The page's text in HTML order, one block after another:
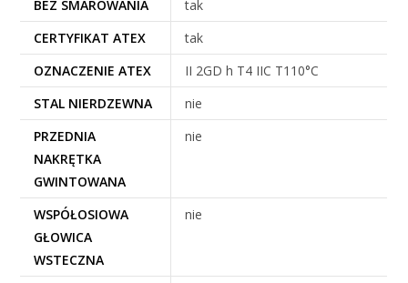
BEZ SMAROWANIA
tak
CERTYFIKAT ATEX
tak
OZNACZENIE ATEX
II 2GD h T4 IIC T110°C
STAL NIERDZEWNA
nie
PRZEDNIA
NAKRĘTKA
GWINTOWANA
nie
WSPÓŁOSIOWA
GŁOWICA
WSTECZNA
nie